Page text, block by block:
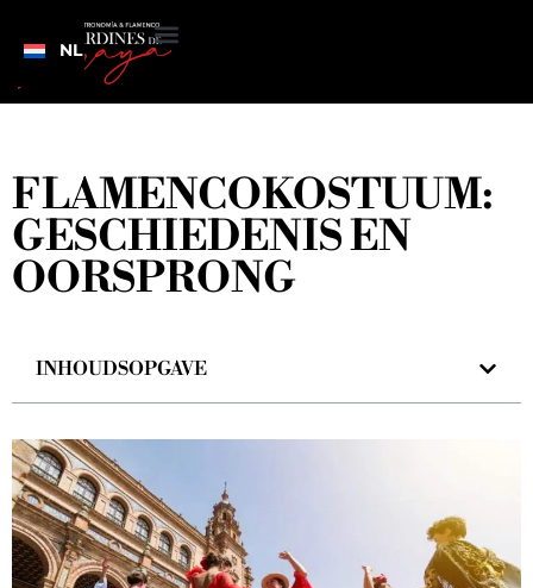
NL
FLAMENCOKOSTUUM:
GESCHIEDENIS EN
OORSPRONG
INHOUDSOPGAVE